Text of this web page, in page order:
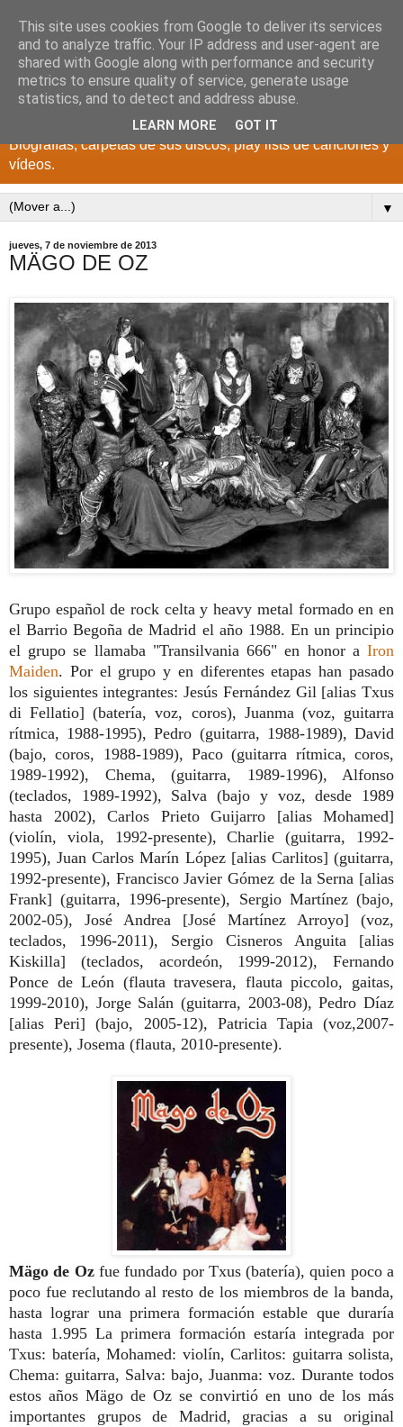
DISCOS PARA EL
RECUERDO
CANTANTES Y GRUPOS DE LOS AÑOS 1950 a 2022.
Biografías, carpetas de sus discos, play lists de canciones y
vídeos.
▼
jueves, 7 de noviembre de 2013
MÄGO DE OZ
Grupo español de rock celta y heavy metal formado en en
el Barrio Begoña de Madrid el año 1988. En un principio
el grupo se llamaba "Transilvania 666" en honor a Iron
Maiden. Por el grupo y en diferentes etapas han pasado
los siguientes integrantes: Jesús Fernández Gil [alias Txus
di Fellatio](batería, voz, coros), Juanma (voz, guitarra
rítmica, 1988-1995), Pedro (guitarra, 1988-1989), David
(bajo, coros, 1988-1989), Paco (guitarra rítmica, coros,
1989-1992), Chema, (guitarra, 1989-1996), Alfonso
(teclados, 1989-1992), Salva (bajo y voz, desde 1989
hasta 2002), Carlos Prieto Guijarro [alias Mohamed]
(violín, viola, 1992-presente), Charlie (guitarra, 1992-
1995), Juan Carlos Marín López [alias Carlitos] (guitarra,
1992-presente), Francisco Javier Gómez de la Serna [alias
Frank] (guitarra, 1996-presente), Sergio Martínez (bajo,
2002-05), José Andrea [José Martínez Arroyo] (voz,
teclados, 1996-2011), Sergio Cisneros Anguita [alias
Kiskilla] (teclados, acordeón, 1999-2012), Fernando
Ponce de León (flauta travesera, flauta piccolo, gaitas,
1999-2010), Jorge Salán (guitarra, 2003-08), Pedro Díaz
[alias Peri] (bajo, 2005-12), Patricia Tapia (voz,2007-
presente), Josema (flauta, 2010-presente).
Mägo de Ozfue fundado por Txus (batería), quien poco a
poco fue reclutando al resto de los miembros de la banda,
hasta lograr una primera formación estable que duraría
hasta 1.995 La primera formación estaría integrada por
Txus: batería, Mohamed: violín, Carlitos: guitarra solista,
Chema: guitarra, Salva: bajo, Juanma: voz. Durante todos
estos años Mägo de Oz se convirtió en uno de los más
importantes grupos de Madrid, gracias a su original
This site uses cookies from Google to deliver its services
and to analyze traffic. Your IP address and user-agent are
shared with Google along with performance and security
metrics to ensure quality of service, generate usage
statistics, and to detect and address abuse.
LEARN MORE GOT IT